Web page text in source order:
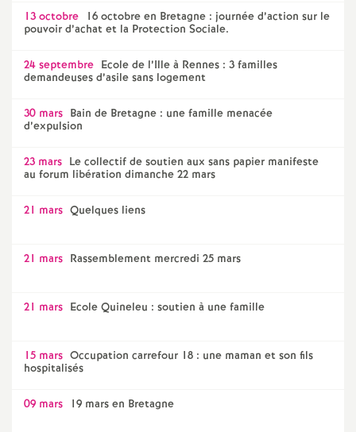
13 octobre 16 octobre en Bretagne : journée d’action sur le
pouvoir d’achat et la Protection Sociale.
24 septembre Ecole de l’Ille à Rennes : 3 familles
demandeuses d’asile sans logement
30 mars Bain de Bretagne : une famille menacée
d’expulsion
23 mars Le collectif de soutien aux sans papier manifeste
au forum libération dimanche 22 mars
21 mars Quelques liens
21 mars Rassemblement mercredi 25 mars
21 mars Ecole Quineleu : soutien à une famille
15 mars Occupation carrefour 18 : une maman et son fils
hospitalisés
09 mars 19 mars en Bretagne